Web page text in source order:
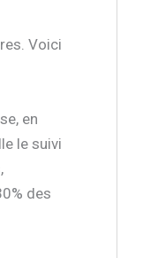
Voici
en
le suivi
des